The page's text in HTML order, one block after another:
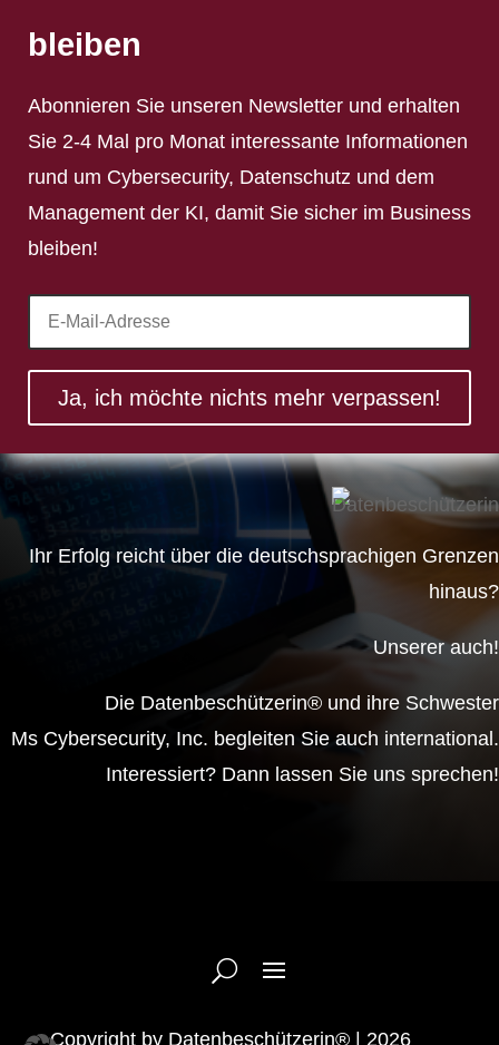
bleiben
Abonnieren Sie unseren Newsletter und erhalten
Sie 2-4 Mal pro Monat interessante Informationen
rund um Cybersecurity, Datenschutz und dem
Management der KI, damit Sie sicher im Business
bleiben!
Ja, ich möchte nichts mehr verpassen!
Ihr Erfolg reicht über die deutschsprachigen Grenzen
hinaus?
Unserer auch!
Die Datenbeschützerin® und ihre Schwester
Ms Cybersecurity, Inc. begleiten Sie auch international.
Interessiert? Dann lassen Sie uns sprechen!
Copyright by Datenbeschützerin® | 2026